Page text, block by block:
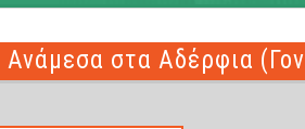
Ανάμεσα στα Αδέρφια